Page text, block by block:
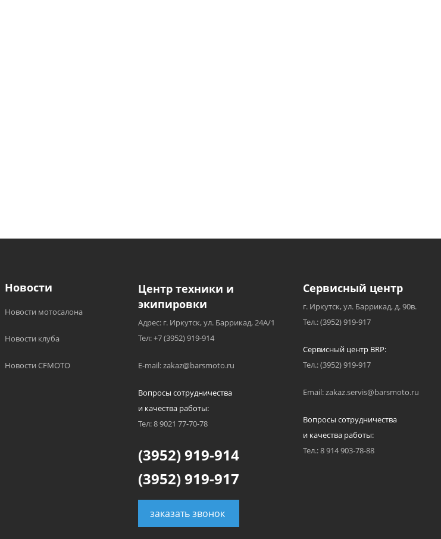
Новости
Новости мотосалона
Новости клуба
Новости CFMOTO
Центр техники и
экипировки
Адрес: г. Иркутск, ул. Баррикад, 24А/1
Тел: +7 (3952) 919-914
E-mail: zakaz@barsmoto.ru
Вопросы сотрудничества
и качества работы:
Тел: 8 9021 77-70-78
(3952) 919-914
(3952) 919-917
заказать звонок
Сервисный центр
г. Иркутск, ул. Баррикад, д. 90в.
Тел.: (3952) 919-917
Сервисный центр BRP:
Тел.: (3952) 919-917
Email: zakaz.servis@barsmoto.ru
Вопросы сотрудничества
и качества работы:
Тел.: 8 914 903-78-88